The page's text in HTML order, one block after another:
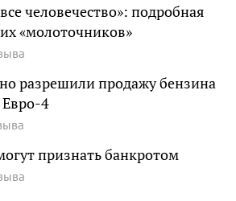
человечество»: подробная
«молоточников»
разрешили продажу бензина
4
признать банкротом